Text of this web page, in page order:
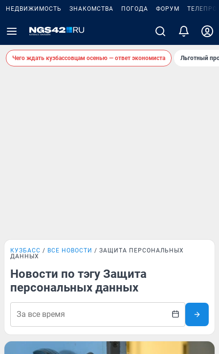
НЕДВИЖИМОСТЬ ЗНАКОМСТВА ПОГОДА ФОРУМ
Чего ждать кузбассовцам осенью — ответ экономиста Льготный
КУЗБАСС ВСЕ НОВОСТИ
ЗАЩИТА ПЕРСОНАЛЬНЫХ
ДАННЫХ
Новости по тэгу Защита
персональных данных